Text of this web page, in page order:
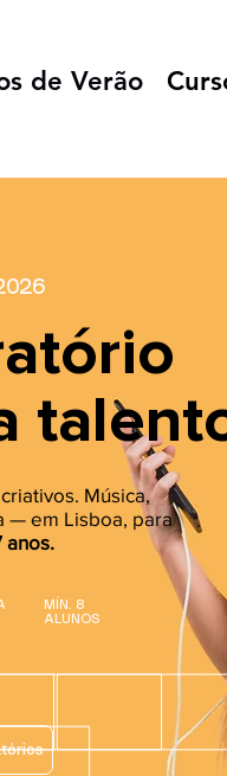
de Verão
Música,
— em Lisboa, para
anos.
MÍN. 8
ALUNOS